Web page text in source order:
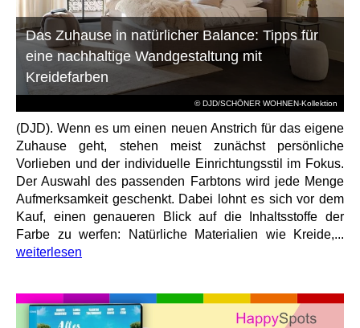
© DJD/SCHÖNER WOHNEN-Kollektion
Das Zuhause in natürlicher Balance: Tipps für
eine nachhaltige Wandgestaltung mit
Kreidefarben
(DJD). Wenn es um einen neuen Anstrich für das eigene
Zuhause geht, stehen meist zunächst persönliche
Vorlieben und der individuelle Einrichtungsstil im Fokus.
Der Auswahl des passenden Farbtons wird jede Menge
Aufmerksamkeit geschenkt. Dabei lohnt es sich vor dem
Kauf, einen genaueren Blick auf die Inhaltsstoffe der
Farbe zu werfen: Natürliche Materialien wie Kreide,...
weiterlesen